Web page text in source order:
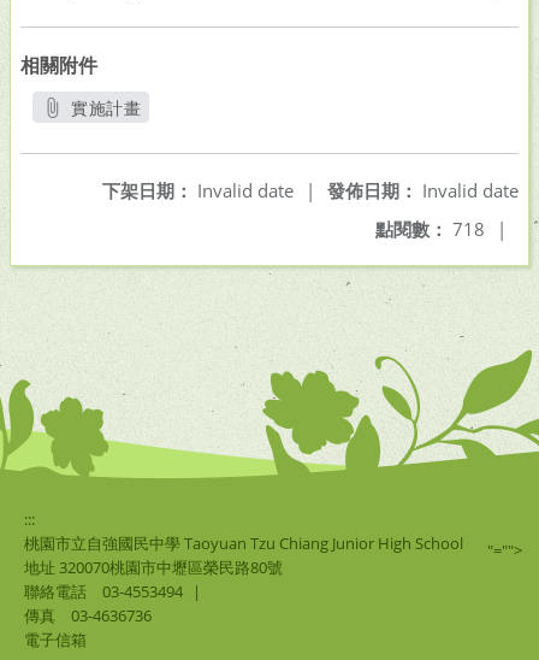
相關附件
實施計畫
發佈日期： Invalid date
下架日期： Invalid date
|
點閱數： 718 |
:::
桃園市立自強國民中學 Taoyuan Tzu Chiang Junior High School
地址 320070桃園市中壢區榮民路80號
聯絡電話
03-4553494
|
傳真
03-4636736
電子信箱
"="">